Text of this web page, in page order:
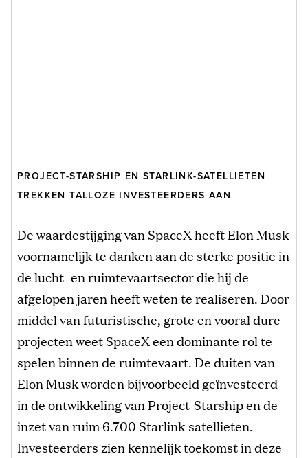
PROJECT-STARSHIP EN STARLINK-SATELLIETEN
TREKKEN TALLOZE INVESTEERDERS AAN
De waardestijging van SpaceX heeft Elon Musk
voornamelijk te danken aan de sterke positie in
de lucht- en ruimtevaartsector die hij de
afgelopen jaren heeft weten te realiseren. Door
middel van futuristische, grote en vooral dure
projecten weet SpaceX een dominante rol te
spelen binnen de ruimtevaart. De duiten van
Elon Musk worden bijvoorbeeld geïnvesteerd
in de ontwikkeling van Project-Starship en de
inzet van ruim 6.700 Starlink-satellieten.
Investeerders zien kennelijk toekomst in deze